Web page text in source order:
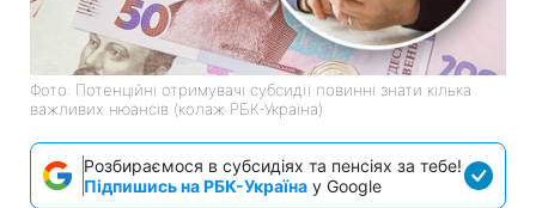
Фото: Потенційні отримувачі субсидії повинні знати кілька
важливих нюансів (колаж РБК-Україна)
Розбираємося в субсидіях та пенсіях за тебе!
Підпишись на РБК-Україна у Google